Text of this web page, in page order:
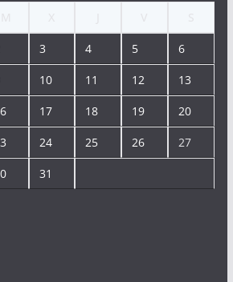
3 4 5 6
10 11 12 13
17 18 19 20
24 25 26 27
31